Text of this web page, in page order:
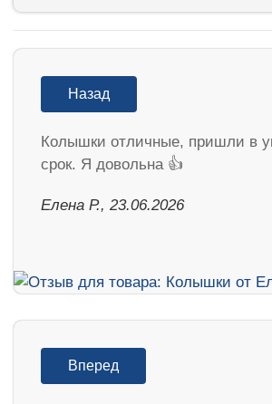
Назад
Колышки отличные, пришли в
срок. Я довольна 👍
Елена Р., 23.06.2026
Вперед